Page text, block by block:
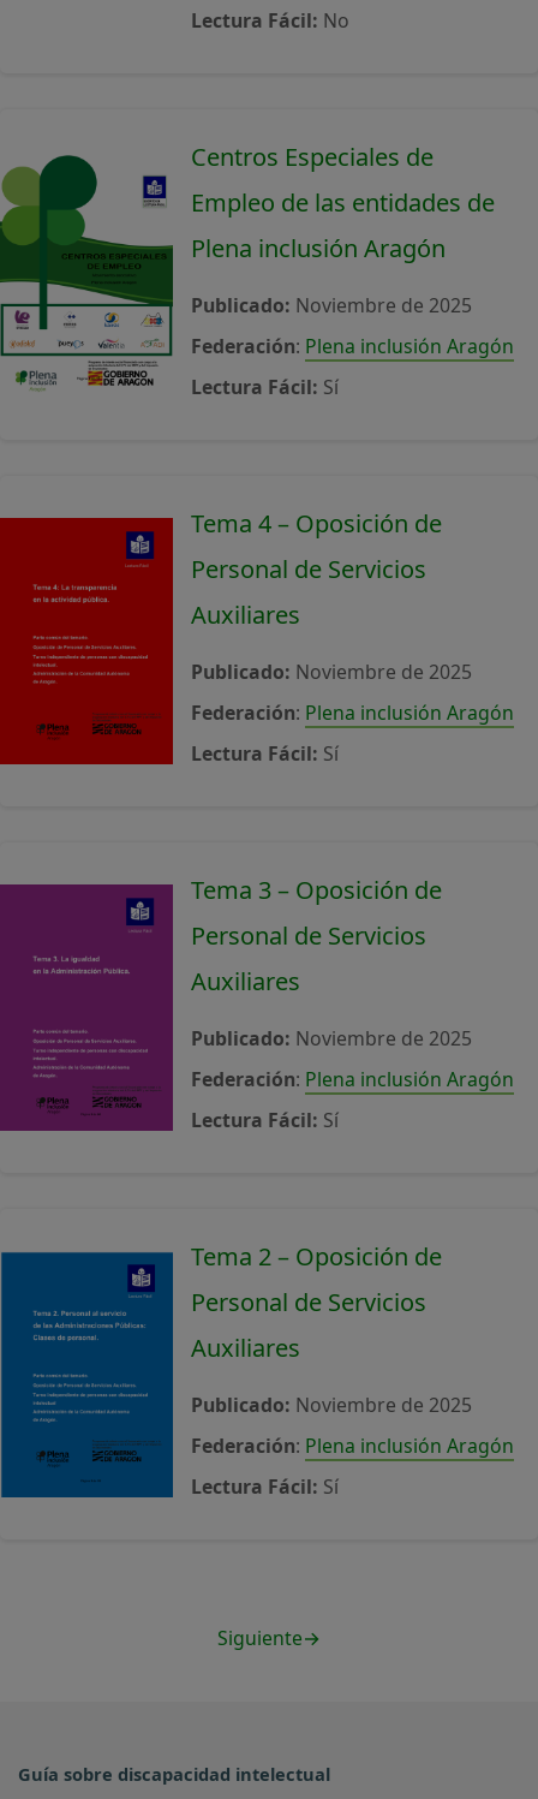
Lectura Fácil: No
Centros Especiales de
Empleo de las entidades de
Plena inclusión Aragón
Publicado: Noviembre de 2025
Federación: Plena inclusión Aragón
Lectura Fácil: Sí
Tema 4 – Oposición de
Personal de Servicios
Auxiliares
Publicado: Noviembre de 2025
Federación: Plena inclusión Aragón
Lectura Fácil: Sí
Tema 3 – Oposición de
Personal de Servicios
Auxiliares
Publicado: Noviembre de 2025
Federación: Plena inclusión Aragón
Lectura Fácil: Sí
Tema 2 – Oposición de
Personal de Servicios
Auxiliares
Publicado: Noviembre de 2025
Federación: Plena inclusión Aragón
Lectura Fácil: Sí
Siguiente→
Guía sobre discapacidad intelectual